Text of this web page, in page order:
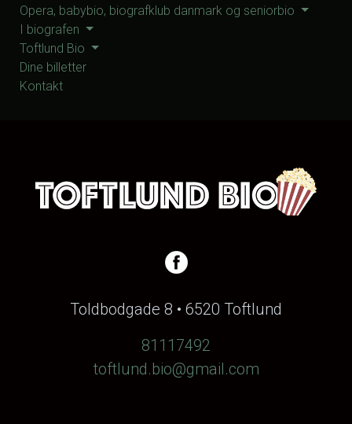
Opera, babybio, biografklub danmark og seniorbio
I biografen
Toftlund Bio
Dine billetter
Kontakt
Toldbodgade 8 • 6520 Toftlund
81117492
toftlund.bio@gmail.com